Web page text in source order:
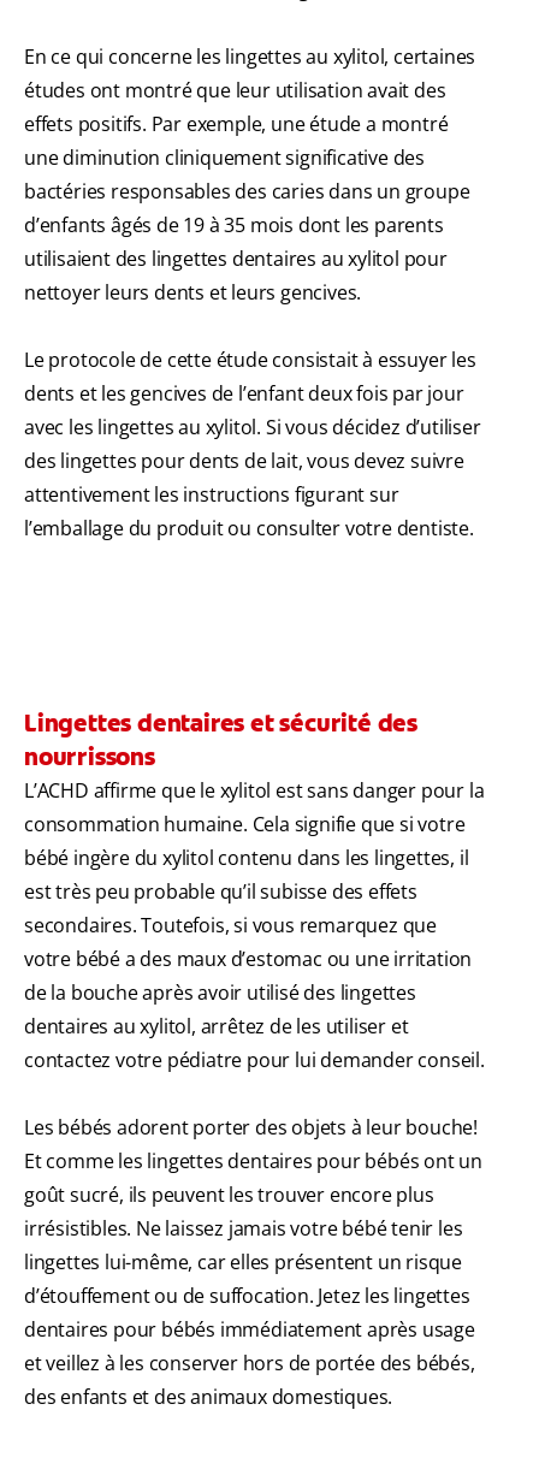
En ce qui concerne les lingettes au xylitol, certaines
études ont montré que leur utilisation avait des
effets positifs. Par exemple, une étude a montré
une diminution cliniquement significative des
bactéries responsables des caries dans un groupe
d’enfants âgés de 19 à 35 mois dont les parents
utilisaient des lingettes dentaires au xylitol pour
nettoyer leurs dents et leurs gencives.
Le protocole de cette étude consistait à essuyer les
dents et les gencives de l’enfant deux fois par jour
avec les lingettes au xylitol. Si vous décidez d’utiliser
des lingettes pour dents de lait, vous devez suivre
attentivement les instructions figurant sur
l’emballage du produit ou consulter votre dentiste.
Lingettes dentaires et sécurité des
nourrissons
L’ACHD affirme que le xylitol est sans danger pour la
consommation humaine. Cela signifie que si votre
bébé ingère du xylitol contenu dans les lingettes, il
est très peu probable qu’il subisse des effets
secondaires. Toutefois, si vous remarquez que
votre bébé a des maux d’estomac ou une irritation
de la bouche après avoir utilisé des lingettes
dentaires au xylitol, arrêtez de les utiliser et
contactez votre pédiatre pour lui demander conseil.
Les bébés adorent porter des objets à leur bouche!
Et comme les lingettes dentaires pour bébés ont un
goût sucré, ils peuvent les trouver encore plus
irrésistibles. Ne laissez jamais votre bébé tenir les
lingettes lui-même, car elles présentent un risque
d’étouffement ou de suffocation. Jetez les lingettes
dentaires pour bébés immédiatement après usage
et veillez à les conserver hors de portée des bébés,
des enfants et des animaux domestiques.